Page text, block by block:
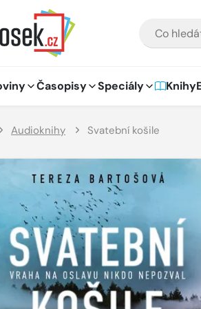
Časopisy Speciály Knihy
Audioknihy Svatební košile